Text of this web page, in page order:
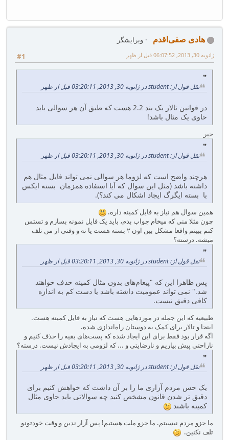
هادی صفی‌اقدم
ویرایشگر
#1
ژانویه 30, 2013, 06:07:52 قبل از ظهر
نقل قول از: student در ژانویه 30, 2013, 03:20:11 قبل از ظهر
در قوانین تالار یک بند 2.2 هست که طبق آن هر سوالی باید
حاوی یک مثال باشد!
خیر
نقل قول از: student در ژانویه 30, 2013, 03:20:11 قبل از ظهر
هرچند واضح است که لزوما هر سوالی نمی تواند فایل مثال هم
داشته باشد (مثل این سوال که آیا استفاده همزمان بسته ایکس
با بسته ایگرگ ایجاد اشکال می کند؟).
همین سوال هم نیاز به فایل کمینه داره.
چون مثلا منی که میخام جواب بدم، باید یک فایل نمونه بسازم و تستس
کنم ببینم واقعا مشکل بین اون ۲ بسته هست یا نه و وقتی از من تلف
میشه. درسته؟
نقل قول از: student در ژانویه 30, 2013, 03:20:11 قبل از ظهر
پس ظاهرا این که "پیغام‌های بدون مثال کمینه حذف خواهند
شد." نمی تواند عمومیت داشته باشد یا دست کم به اندازه
کافی دقیق نیست.
طبیعیه که این جمله در موردهایی هست که نیاز به فایل کمینه هست.
اینجا و تالار برای کمک به دوستان راه‌اندازی شده.
اگه قرار بود فقط برای این ایجاد شده که پست‌های بقیه را حذف کنیم و
ناراحتی پیش بیاریم و نارضایتی و ... که لزومی به ایجادش نیست. درسته؟
نقل قول از: student در ژانویه 30, 2013, 03:20:11 قبل از ظهر
یک حس مردم آزاری ما را بر آن داشت که خواهش کنیم برای
دقیق تر شدن قانون مشخص کنید چه سوالاتی باید حاوی مثال
کمینه باشند
ما جزو مردم نیسیتم. ما جزو ملت هستیم! پس آزار ندین و وقت خودتونو
تلف نکنین.